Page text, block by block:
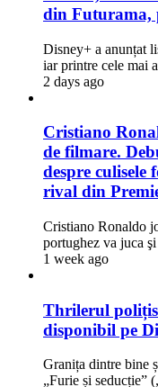
din Futurama,
Disney+ a anunțat
iar printre cele mai
2 days ago
Cristiano
de filmare.
despre
rival din
Cristiano Ronaldo
portughez va juca
1 week ago
Thrilerul
disponibil pe
Granița dintre bine
„Furie și seducție”